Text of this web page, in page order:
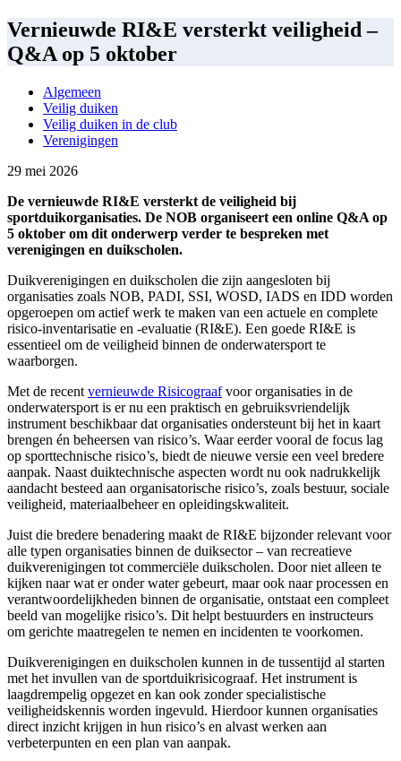
Vernieuwde RI&E versterkt veiligheid –
Q&A op 5 oktober
Algemeen
Veilig duiken
Veilig duiken in de club
Verenigingen
29 mei 2026
De vernieuwde RI&E versterkt de veiligheid bij
sportduikorganisaties. De NOB organiseert een online Q&A op
5 oktober om dit onderwerp verder te bespreken met
verenigingen en duikscholen.
Duikverenigingen en duikscholen die zijn aangesloten bij
organisaties zoals NOB, PADI, SSI, WOSD, IADS en IDD worden
opgeroepen om actief werk te maken van een actuele en complete
risico-inventarisatie en -evaluatie (RI&E). Een goede RI&E is
essentieel om de veiligheid binnen de onderwatersport te
waarborgen.
Met de recent vernieuwde Risicograafvoor organisaties in de
onderwatersport is er nu een praktisch en gebruiksvriendelijk
instrument beschikbaar dat organisaties ondersteunt bij het in kaart
brengen én beheersen van risico’s. Waar eerder vooral de focus lag
op sporttechnische risico’s, biedt de nieuwe versie een veel bredere
aanpak. Naast duiktechnische aspecten wordt nu ook nadrukkelijk
aandacht besteed aan organisatorische risico’s, zoals bestuur, sociale
veiligheid, materiaalbeheer en opleidingskwaliteit.
Juist die bredere benadering maakt de RI&E bijzonder relevant voor
alle typen organisaties binnen de duiksector – van recreatieve
duikverenigingen tot commerciële duikscholen. Door niet alleen te
kijken naar wat er onder water gebeurt, maar ook naar processen en
verantwoordelijkheden binnen de organisatie, ontstaat een compleet
beeld van mogelijke risico’s. Dit helpt bestuurders en instructeurs
om gerichte maatregelen te nemen en incidenten te voorkomen.
Duikverenigingen en duikscholen kunnen in de tussentijd al starten
met het invullen van de sportduikrisicograaf. Het instrument is
laagdrempelig opgezet en kan ook zonder specialistische
veiligheidskennis worden ingevuld. Hierdoor kunnen organisaties
direct inzicht krijgen in hun risico’s en alvast werken aan
verbeterpunten en een plan van aanpak.